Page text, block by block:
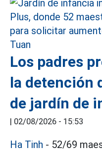
Los padres
la detención
de jardín de
| 02/08/2026 - 15:53
Ha Tinh - 52/69